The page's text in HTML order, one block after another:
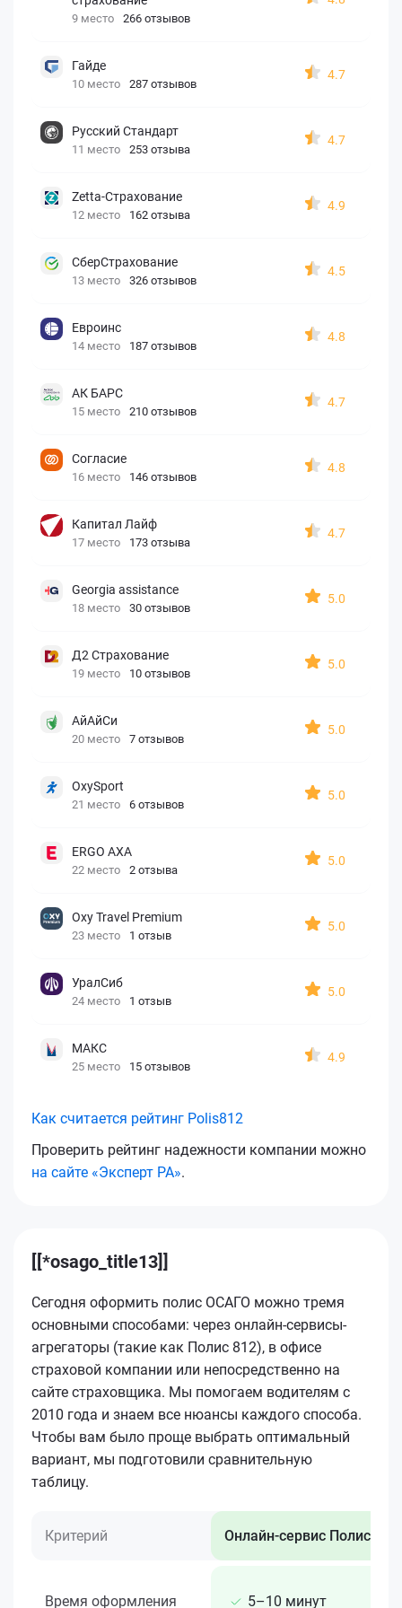
9 место 266 отзывов
Гайде
10 место 287 отзывов
4.7
Русский Стандарт
11 место 253 отзыва
4.7
Zetta-Страхование
12 место 162 отзыва
4.9
СберСтрахование
13 место 326 отзывов
4.5
Евроинс
14 место 187 отзывов
4.8
АК БАРС
15 место 210 отзывов
4.7
Согласие
16 место 146 отзывов
4.8
Капитал Лайф
17 место 173 отзыва
4.7
Georgia assistance
18 место 30 отзывов
5.0
Д2 Страхование
19 место 10 отзывов
5.0
АйАйСи
20 место 7 отзывов
5.0
OxySport
21 место 6 отзывов
5.0
ERGO AXA
22 место 2 отзыва
5.0
Oxy Travel Premium
23 место 1 отзыв
5.0
УралСиб
24 место 1 отзыв
5.0
МАКС
25 место 15 отзывов
4.9
Как считается рейтинг Polis812
Проверить рейтинг надежности компании можно
на сайте «Эксперт РА».
[[*osago_title13]]
Сегодня оформить полис ОСАГО можно тремя
основными способами: через онлайн-сервисы-
агрегаторы (такие как Полис 812), в офисе
страховой компании или непосредственно на
сайте страховщика. Мы помогаем водителям с
2010 года и знаем все нюансы каждого способа.
Чтобы вам было проще выбрать оптимальный
вариант, мы подготовили сравнительную
таблицу.
Критерий Онлайн-сервис Полис 812
Время оформления 5–10 минут